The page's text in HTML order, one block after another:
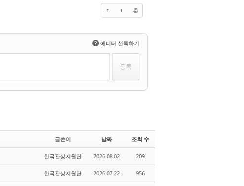
? 에디터 선택하기
글쓴이 날짜 조회 수
한국관상지원단 2026.08.02 209
한국관상지원단 2026.07.22 956